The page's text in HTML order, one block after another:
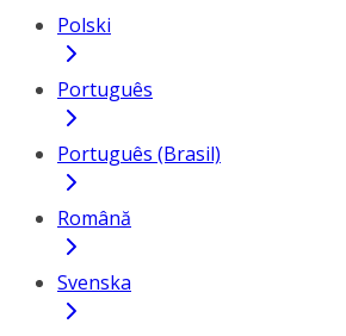
Polski
Português
Português (Brasil)
Română
Svenska